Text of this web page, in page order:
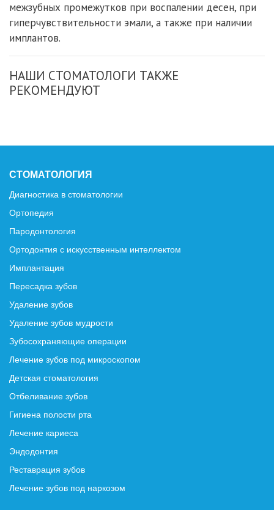
межзубных промежутков при воспалении десен, при
гиперчувствительности эмали, а также при наличии
имплантов.
НАШИ СТОМАТОЛОГИ ТАКЖЕ
РЕКОМЕНДУЮТ
СТОМАТОЛОГИЯ
Диагностика в стоматологии
Ортопедия
Пародонтология
Ортодонтия с искусственным интеллектом
Имплантация
Пересадка зубов
Удаление зубов
Удаление зубов мудрости
Зубосохраняющие операции
Лечение зубов под микроскопом
Детская стоматология
Отбеливание зубов
Гигиена полости рта
Лечение кариеса
Эндодонтия
Реставрация зубов
Лечение зубов под наркозом